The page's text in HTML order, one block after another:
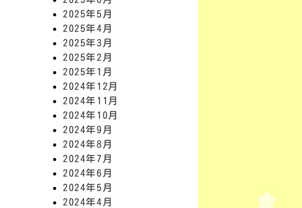
2025年5月
2025年4月
2025年3月
2025年2月
2025年1月
2024年12月
2024年11月
2024年10月
2024年9月
2024年8月
2024年7月
2024年6月
2024年5月
2024年4月